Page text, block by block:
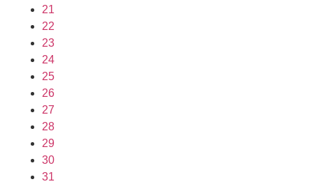
21
22
23
24
25
26
27
28
29
30
31